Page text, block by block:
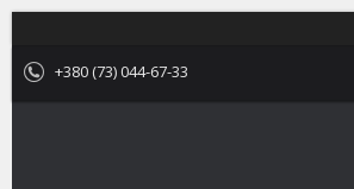
+380 (73) 044-67-33